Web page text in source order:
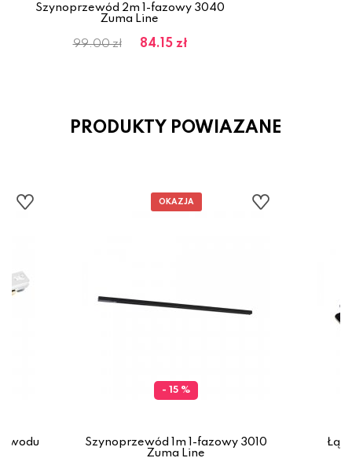
Szynoprzewód 2m 1-fazowy 3040
Zuma Line
99.00 zł 84.15 zł
PRODUKTY POWIAZANE
- 15 %
Szynoprzewód 1m 1-fazowy 3010
Zuma Line